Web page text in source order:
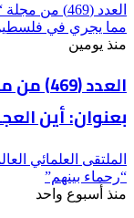
العدد (469)
مما يجري في
منذ يومين
العدد
بعنوان: أين
الملتقى العلمائي
“رحماء بينهم”
منذ أسبوع واحد